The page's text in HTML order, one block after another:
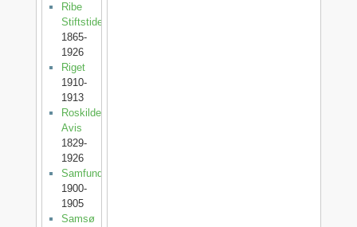
Ribe
Stiftstidende
1865-
1926
Riget
1910-
1913
Roskilde
Avis
1829-
1926
Samfundet
1900-
1905
Samsø